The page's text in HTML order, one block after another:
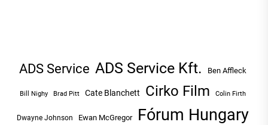
ADS Service ADS Service Kft. Ben Affleck
Bill Nighy Brad Pitt Cate Blanchett Cirko Film Colin Firth
Dwayne Johnson Ewan McGregor Fórum Hungary